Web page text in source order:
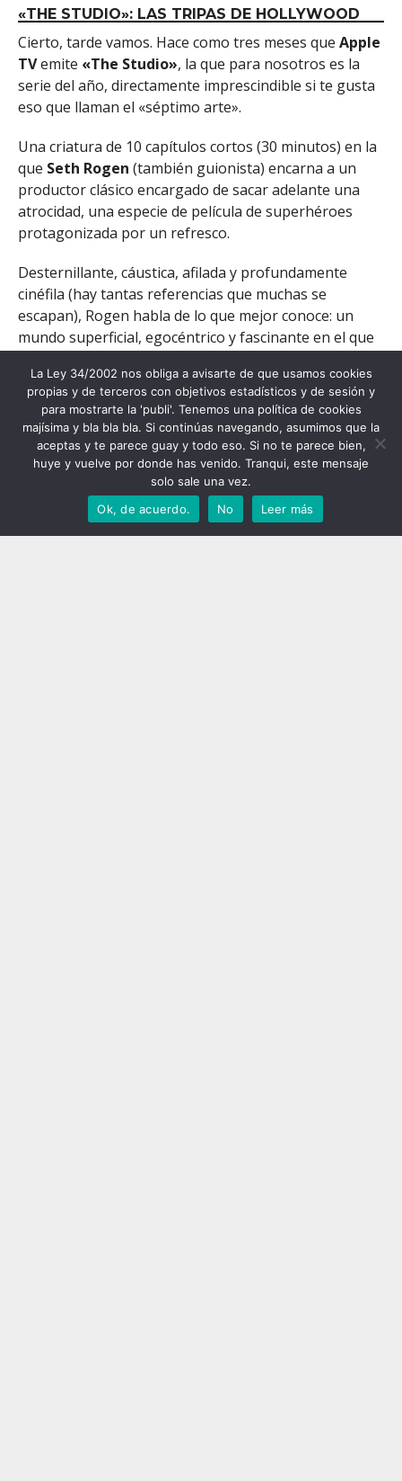
«THE STUDIO»: LAS TRIPAS DE HOLLYWOOD
Cierto, tarde vamos. Hace como tres meses que Apple
TVemite «The Studio», la que para nosotros es la
serie del año, directamente imprescindible si te gusta
eso que llaman el «séptimo arte».
Una criatura de 10 capítulos cortos (30 minutos) en la
que Seth Rogen (también guionista) encarna a un
productor clásico encargado de sacar adelante una
atrocidad, una especie de película de superhéroes
protagonizada por un refresco.
Desternillante, cáustica, afilada y profundamente
cinéfila (hay tantas referencias que muchas se
escapan), Rogen habla de lo que mejor conoce: un
mundo superficial, egocéntrico y fascinante en el que
Ya está confirmada la segunda temporada.
La Ley 34/2002 nos obliga a avisarte de que usamos cookies
propias y de terceros con objetivos estadísticos y de sesión y
para mostrarte la 'publi'. Tenemos una política de cookies
majísima y bla bla bla. Si continúas navegando, asumimos que la
aceptas y te parece guay y todo eso. Si no te parece bien,
huye y vuelve por donde has venido. Tranqui, este mensaje
solo sale una vez.
Ok, de acuerdo.
No Leer más